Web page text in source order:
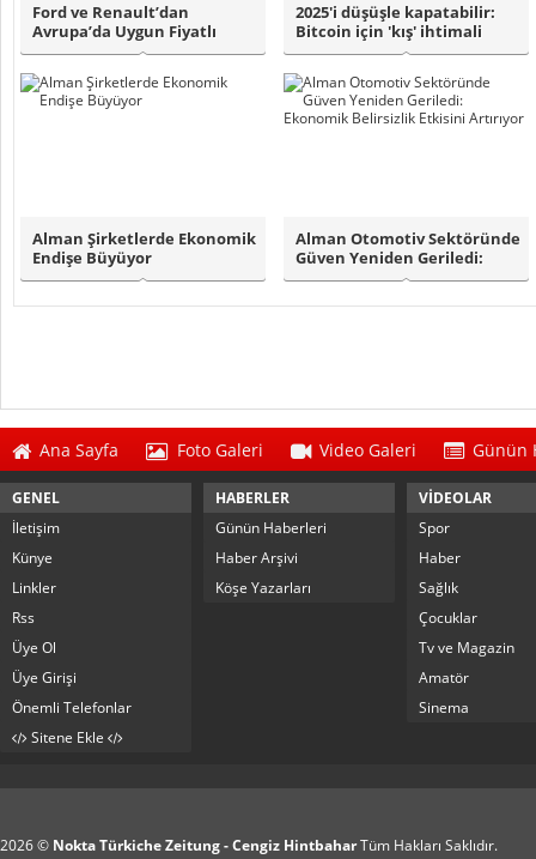
Ford ve Renault’dan
Avrupa’da Uygun Fiyatlı
Elektrikli Araç ..
2025'i düşüşle kapatabilir:
Bitcoin için 'kış' ihtimali
masa..
Alman Şirketlerde Ekonomik
Endişe Büyüyor
Alman Otomotiv Sektöründe
Güven Yeniden Geriledi:
Ekonomik B..
Ana Sayfa Foto Galeri Video Galeri Günün
GENEL
İletişim
Künye
Linkler
Rss
Üye Ol
Üye Girişi
Önemli Telefonlar
Sitene Ekle
HABERLER
Günün Haberleri
Haber Arşivi
Köşe Yazarları
VİDEOLAR
Spor
Haber
Sağlık
Çocuklar
Tv ve Magazin
Amatör
Sinema
2026 © Nokta Türkiche Zeitung - Cengiz HintbaharTüm Hakları Saklıdır.